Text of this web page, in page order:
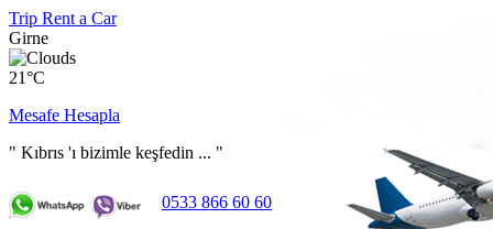
Trip Rent a Car
Girne
21°C
Mesafe Hesapla
" Kıbrıs 'ı bizimle keşfedin ... "
0533 866 60 60